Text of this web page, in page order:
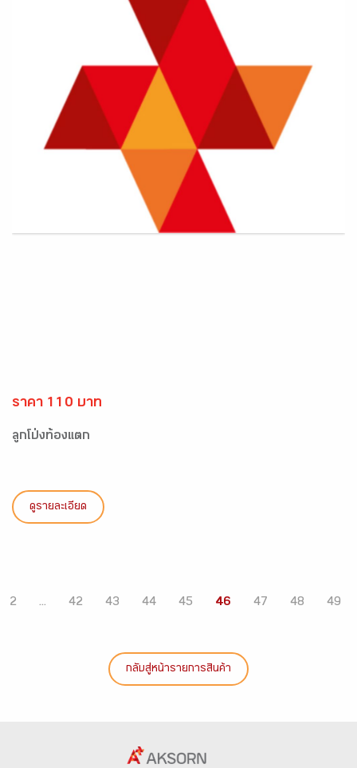
ราคา 110 บาท
ลูกโป่งท้องแตก
ดูรายละเอียด
2 ... 42 43 44 45 46 47 48 49
กลับสู่หน้ารายการสินค้า